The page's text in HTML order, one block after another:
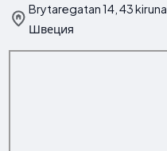
Brytaregatan 14, 43 kiruna,
Швеция